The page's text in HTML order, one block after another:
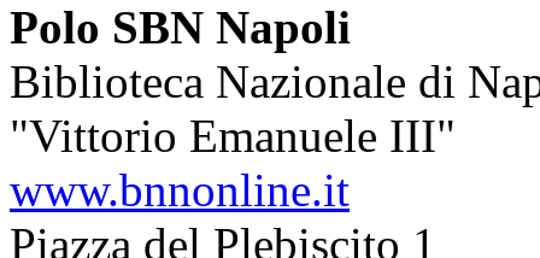
Polo SBN Napoli
Biblioteca Nazionale di
"Vittorio Emanuele III"
www.bnnonline.it
Piazza del Plebiscito 1